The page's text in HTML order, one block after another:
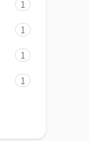
1
1
1
1